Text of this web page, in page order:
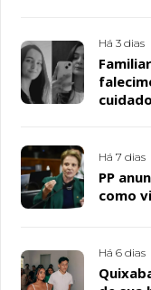
Há 3 dias
Há 7 dias
PP
como
Há 6 dias